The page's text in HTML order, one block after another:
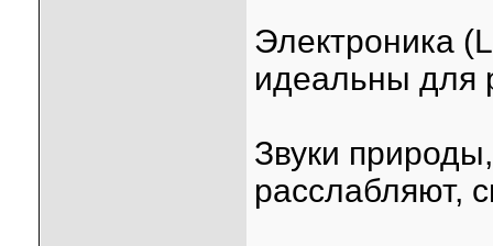
Электроника
идеальны для
Звуки
расслабляют,